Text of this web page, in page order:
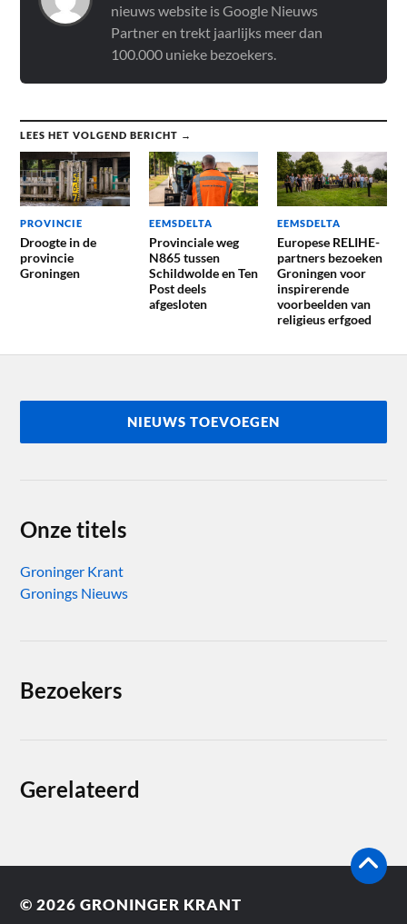
nieuws website is Google Nieuws
Partner en trekt jaarlijks meer dan
100.000 unieke bezoekers.
LEES HET VOLGEND BERICHT →
PROVINCIE
Droogte in de
provincie
Groningen
EEMSDELTA
Provinciale weg
N865 tussen
Schildwolde en Ten
Post deels
afgesloten
EEMSDELTA
Europese RELIHE-
partners bezoeken
Groningen voor
inspirerende
voorbeelden van
religieus erfgoed
NIEUWS TOEVOEGEN
Onze titels
Groninger Krant
Gronings Nieuws
Bezoekers
Gerelateerd
© 2026GRONINGER KRANT